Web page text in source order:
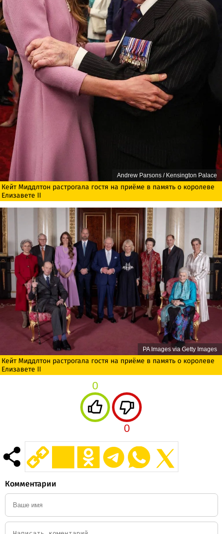
Andrew Parsons / Kensington Palace
Кейт Миддлтон растрогала гостя на приёме в память о королеве
Елизавете II
PA Images via Getty Images
Кейт Миддлтон растрогала гостя на приёме в память о королеве
Елизавете II
0
0
Комментарии